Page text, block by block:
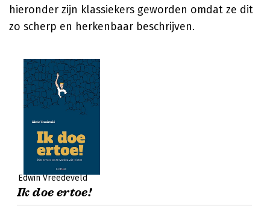
hieronder zijn klassiekers geworden omdat ze dit
zo scherp en herkenbaar beschrijven.
Edwin Vreedeveld
Ik doe ertoe!